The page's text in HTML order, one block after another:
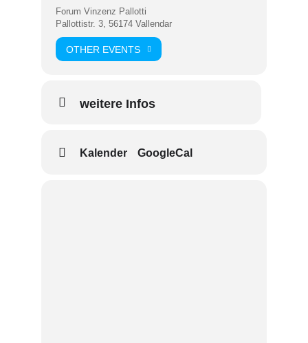
Forum Vinzenz Pallotti
Pallottistr. 3, 56174 Vallendar
OTHER EVENTS
weitere Infos
Kalender GoogleCal